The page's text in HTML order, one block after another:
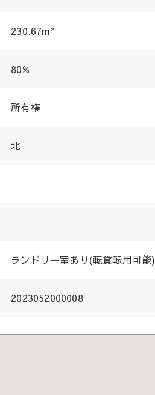
230.67m²
80%
所有権
北
ランドリー室あり(転貸転用可能)
2023052000008